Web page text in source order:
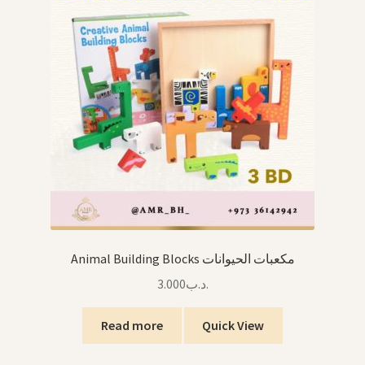
Animal Building Blocks مكعبات الحيوانات
.د.ب3.000
Read more Quick View